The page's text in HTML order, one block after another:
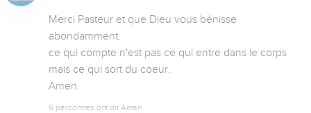
Merci Pasteur et que Dieu vous bénisse
abondamment.
ce qui compte n'est pas ce qui entre dans le corps
mais ce qui sort du coeur.
Amen.
6 personnes ont dit Amen